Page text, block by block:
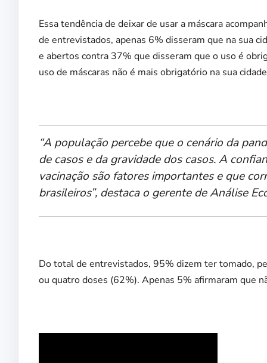
Essa tendência de deixar de usar a máscara
de entrevistados, apenas 6% disseram que na sua
e abertos contra 37% que disseram que o uso é
uso de máscaras não é mais obrigatório na sua
“A população percebe que o cenário da
de casos e da gravidade dos casos. A
vacinação são fatores importantes e que
brasileiros”, destaca o gerente de Análise
Do total de entrevistados, 95% dizem ter tomado,
ou quatro doses (62%). Apenas 5% afirmaram que